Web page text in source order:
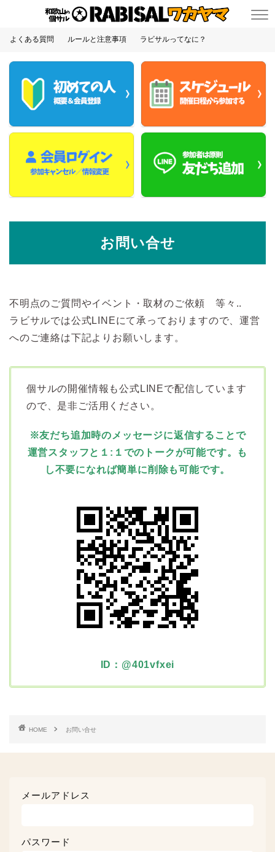
よくある質問 ルールと注意事項 ラビサルってなに？
お問い合せ
不明点のご質問やイベント・取材のご依頼 等々..
ラビサルでは公式LINEにて承っておりますので、運営
へのご連絡は下記よりお願いします。
個サルの開催情報も公式LINEで配信しています
ので、是非ご活用ください。
※友だち追加時のメッセージに返信することで
運営スタッフと１:１でのトークが可能です。も
し不要になれば簡単に削除も可能です。
ID：@401vfxei
HOME お問い合せ
メールアドレス
パスワード